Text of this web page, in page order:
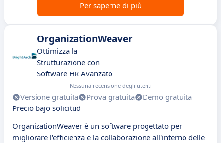
Per saperne di più
OrganizationWeaver
Ottimizza la
Strutturazione con
Software HR Avanzato
Nessuna recensione degli utenti
Versione gratuita Prova gratuita
Demo gratuita
Precio bajo solicitud
OrganizationWeaver è un software progettato per
migliorare l'efficienza e la collaborazione all'interno delle